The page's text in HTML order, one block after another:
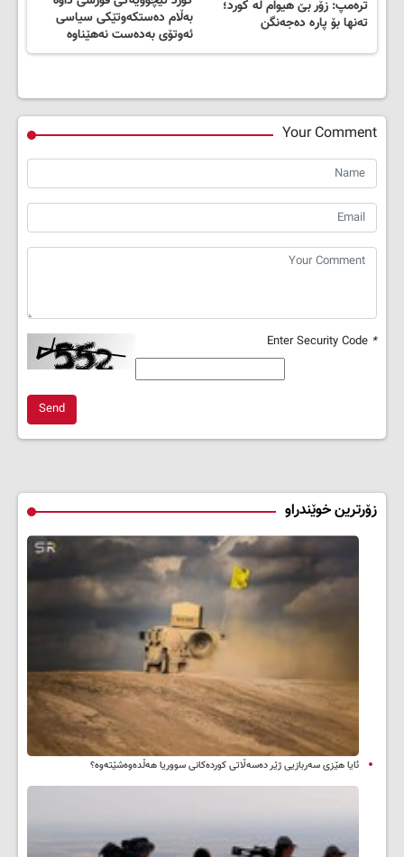
تره‌مپ: زۆر بێ هیوام له‌ كورد؛
تەنها بۆ پارە دەجەنگن
بەڵام دەستکەوتێکی سیاسی
ئەوتۆی بەدەست نەهێناوە
Your Comment
*
Send
زۆرترین خوێندراو
ئایا هێزی سەربازیی ژێر دەسەڵاتی کوردەکانی سووریا هەڵدەوەشێتەوە؟